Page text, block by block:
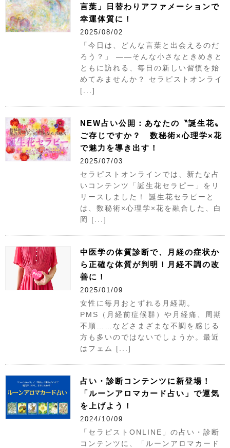
言葉」日替わりアファメーションで
幸運体質に！
2025/08/02
「今日は、どんな言葉と出会えるのだ
ろう？」 ——そんな小さなときめきと
ともに訪れる、毎日の新しい習慣を始
めてみませんか？ セラピストオンライ
[...]
NEW占い公開：あなたの〝誕生花〟
ご存じですか？ 数秘術×心理学×花
で魅力を導き出す！
2025/07/03
セラピストオンラインでは、新たな占
いコンテンツ「誕生花セラピー」をリ
リースしました！ 誕生花セラピーと
は、数秘術×心理学×花を融合した、白
岡 [...]
中医学の体質診断で、月経の症状か
ら正確な体質が判明！月経不調の改
善に！
2025/01/09
女性に毎月おとずれる月経期。
PMS（月経前症候群）や月経痛、周期
不順……などさまざまな不調を感じる
方も多いのではないでしょうか。最近
はフェム [...]
占い・診断コンテンツに新登場！
「ルーンアロマカード占い」で運気
を上げよう！
2024/10/09
「セラピストONLINE」の占い・診断
コンテンツに、「ルーンアロマカード